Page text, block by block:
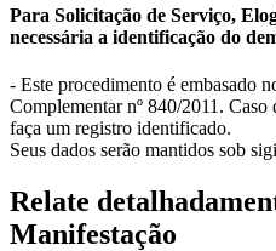
Para Solicitação de Serviço,
necessária a identificação do
- Este procedimento é embasado
Complementar nº 840/2011.
faça um registro identificado.
Seus dados serão mantidos sob
Relate
Manifestação